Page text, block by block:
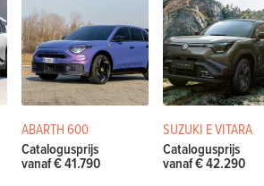
ABARTH 600
Catalogusprijs
vanaf € 41.790
SUZUKI E VITARA
Catalogusprijs
vanaf € 42.290